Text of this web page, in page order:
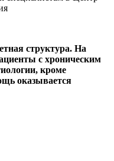
структура. На
с хроническим
кроме
оказывается